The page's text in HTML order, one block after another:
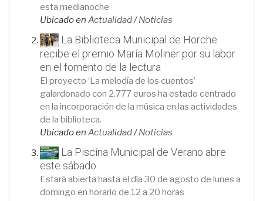
esta medianoche
Ubicado en Actualidad/Noticias
La Biblioteca Municipal de Horche
recibe el premio María Moliner por su labor
en el fomento de la lectura
El proyecto ‘La melodía de los cuentos’
galardonado con 2.777 euros ha estado centrado
en la incorporación de la música en las actividades
de la biblioteca.
Ubicado en Actualidad/Noticias
La Piscina Municipal de Verano abre
este sábado
Estará abierta hasta el día 30 de agosto de lunes a
domingo en horario de 12 a 20 horas